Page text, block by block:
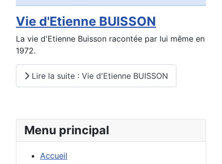
Menu principal
Accueil
Vie d'Etienne BUISSON
La vie d'Etienne Buisson racontée par lui même en
1972.
Lire la suite : Vie d'Etienne BUISSON